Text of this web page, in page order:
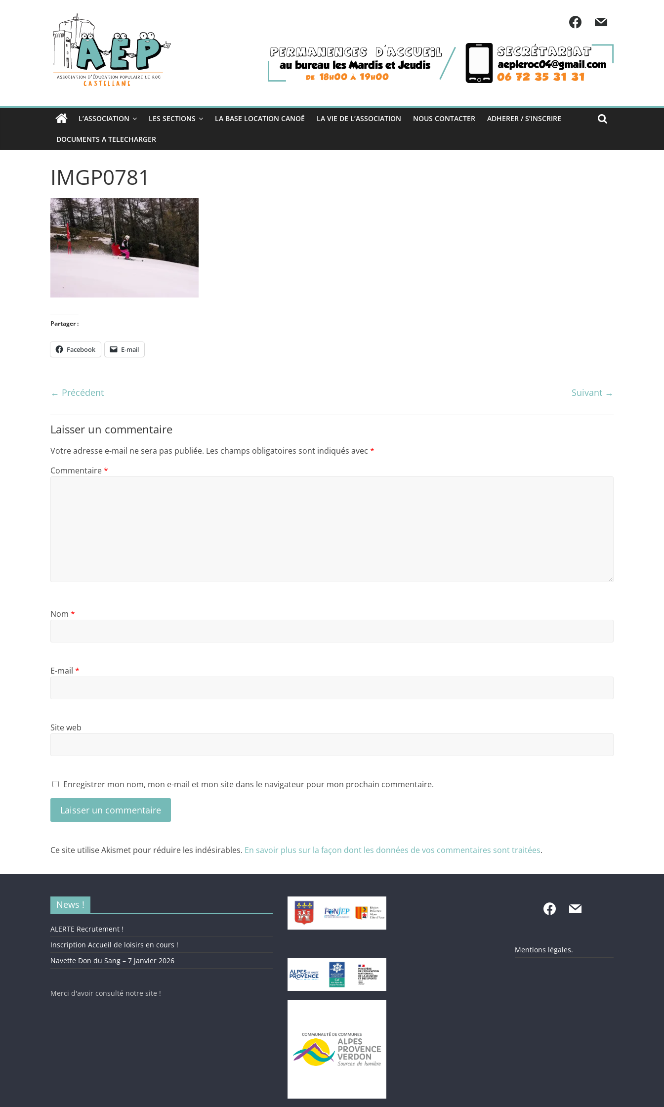
L’ASSOCIATION LES SECTIONS LA BASE LOCATION CANOË LA VIE DE L’ASSOCIATION NOUS CONTACTER ADHERER / S’INSCRIRE
DOCUMENTS A TELECHARGER
IMGP0781
Partager :
Facebook E-mail
← Précédent Suivant →
Laisser un commentaire
Votre adresse e-mail ne sera pas publiée. Les champs obligatoires sont indiqués avec *
Commentaire*
Nom *
E-mail *
Site web
Enregistrer mon nom, mon e-mail et mon site dans le navigateur pour mon prochain commentaire.
Ce site utilise Akismet pour réduire les indésirables. En savoir plus sur la façon dont les données de vos commentaires sont traitées.
News !
ALERTE Recrutement !
Inscription Accueil de loisirs en cours !
Navette Don du Sang – 7 janvier 2026
Merci d'avoir consulté notre site !
Mentions légales.